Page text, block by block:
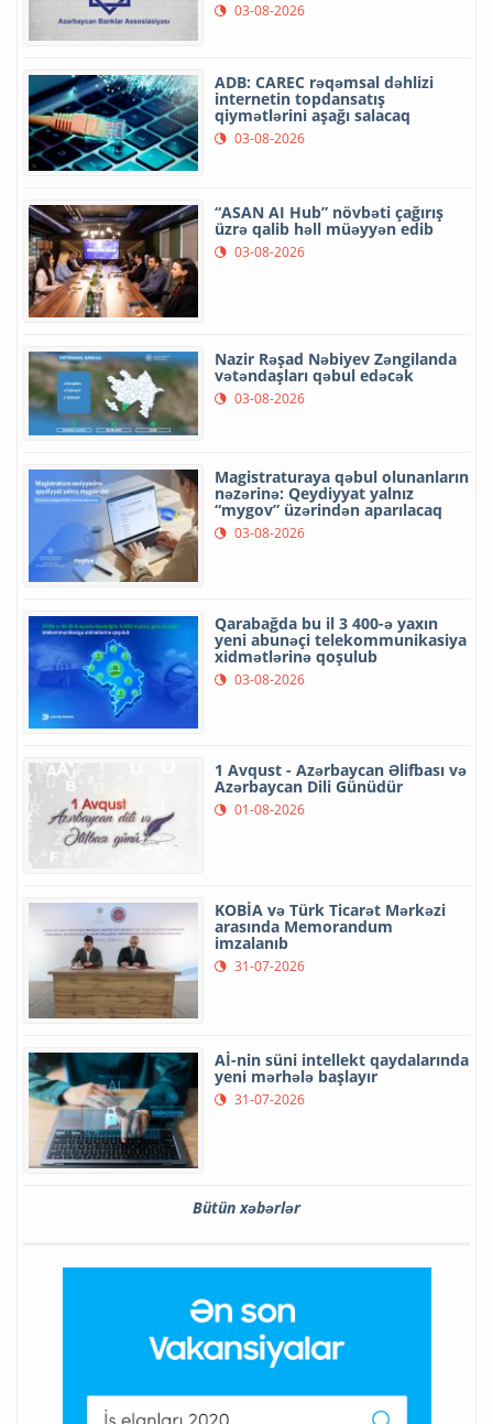
03-08-2026
ADB: CAREC rəqəmsal dəhlizi
internetin topdansatış
qiymətlərini aşağı salacaq
03-08-2026
“ASAN AI Hub” növbəti çağırış
üzrə qalib həll müəyyən edib
03-08-2026
Nazir Rəşad Nəbiyev Zəngilanda
vətəndaşları qəbul edəcək
03-08-2026
Magistraturaya qəbul olunanların
nəzərinə: Qeydiyyat yalnız
“mygov” üzərindən aparılacaq
03-08-2026
Qarabağda bu il 3 400-ə yaxın
yeni abunəçi telekommunikasiya
xidmətlərinə qoşulub
03-08-2026
1 Avqust - Azərbaycan Əlifbası və
Azərbaycan Dili Günüdür
01-08-2026
KOBİA və Türk Ticarət Mərkəzi
arasında Memorandum
imzalanıb
31-07-2026
Aİ-nin süni intellekt qaydalarında
yeni mərhələ başlayır
31-07-2026
Bütün xəbərlər